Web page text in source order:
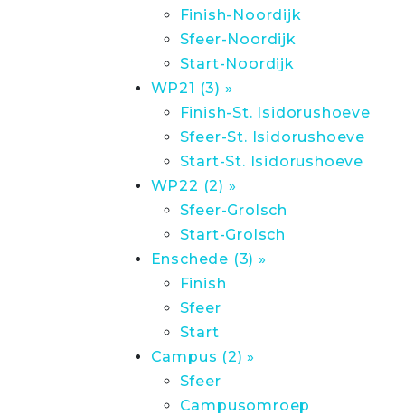
Finish-Noordijk
Sfeer-Noordijk
Start-Noordijk
WP21 (3) »
Finish-St. Isidorushoeve
Sfeer-St. Isidorushoeve
Start-St. Isidorushoeve
WP22 (2) »
Sfeer-Grolsch
Start-Grolsch
Enschede (3) »
Finish
Sfeer
Start
Campus (2) »
Sfeer
Campusomroep